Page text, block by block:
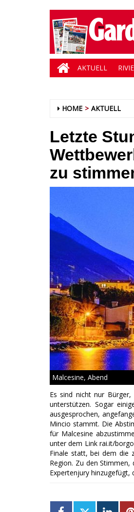
AKTUELL
HOME AKTUELL
Letzte
zu
Malcesine, Abend
Es sind nicht nur
unterstützen. Sogar
ausgesprochen,
Mincio stammt. Die
für Malcesine
unter dem Link rai.it/
Finale statt, bei dem die
Region. Zu den
Expertenjury hinzugefügt,